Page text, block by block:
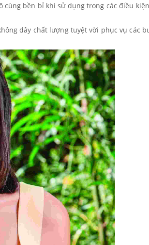
cùng bền bỉ khi sử dụng trong các điều
dây chất lượng tuyệt vời phục vụ các